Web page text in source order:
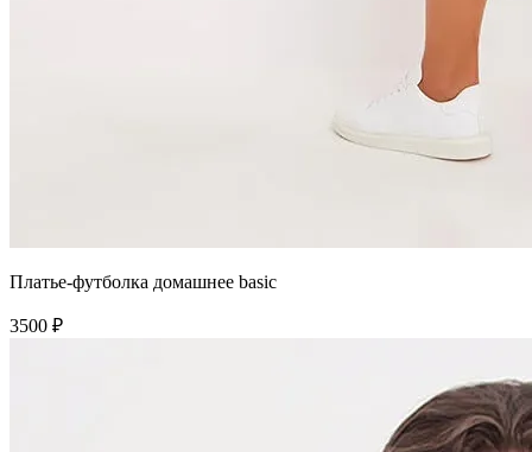
Платье-футболка домашнее basic
3500 ₽